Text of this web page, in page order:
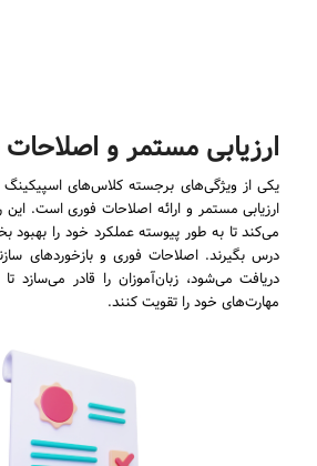
ارزیابی مستمر و
یکی از ویژگی‌های برجسته کلاس‌های
ارزیابی مستمر و ارائه اصلاحات فوری است.
می‌کند تا به طور پیوسته عملکرد خود را بهبود
درس بگیرند. اصلاحات فوری و بازخوردهای
دریافت می‌شود، زبان‌آموزان را قادر می‌سازد
مهارت‌های خود را تقویت کنند.